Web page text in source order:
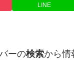
LINE
ーの検索から情